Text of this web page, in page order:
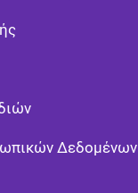
Δεδομένων